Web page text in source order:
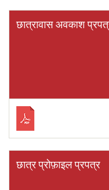
छात्रावास अवकाश
छात्र प्रोफ़ाइल प्रपत्र